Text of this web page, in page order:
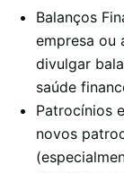
Balanços
empresa ou
divulgar
saúde
Patrocínios
novos